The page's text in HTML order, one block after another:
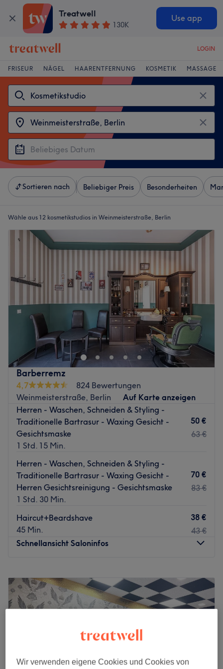
Treatwell
130K
Use app
LOGIN
FRISEUR NÄGEL HAARENTFERNUNG KOSMETIK MASSAGE
Sortieren nach Beliebiger Preis Besonderheiten
Wähle aus 12 kosmetikstudios in Weinmeisterstraße, Berlin
Barberremz
4,7
824 Bewertungen
Weinmeisterstraße, Berlin
Auf Karte anzeigen
Herren - Waschen, Schneiden & Styling -
Traditionelle Bartrasur - Waxing Gesicht -
Gesichtsmaske
1 Std. 15 Min.
50 €
63 €
Herren - Waschen, Schneiden & Styling -
Traditionelle Bartrasur - Waxing Gesicht -
Herren Gesichtsreinigung - Gesichtsmaske
1 Std. 30 Min.
70 €
83 €
Haircut+Beardshave
45 Min.
38 €
43 €
Schnellansicht Saloninfos
Dienstag
10:00–20:00
Mittwoch
10:00
20:00
Donnerstag
10:00–20:00
Echte Männer Sache! Im Barber Barberremz in Berlin
Wir verwenden eigene Cookies und Cookies von